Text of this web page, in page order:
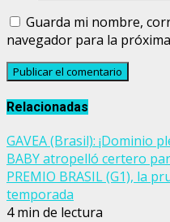
Guarda mi nombre,
navegador para la
Relacionadas
GAVEA (Brasil): ¡Dominio
BABY atropelló certero
PREMIO BRASIL (G1), la
temporada
4 min de lectura